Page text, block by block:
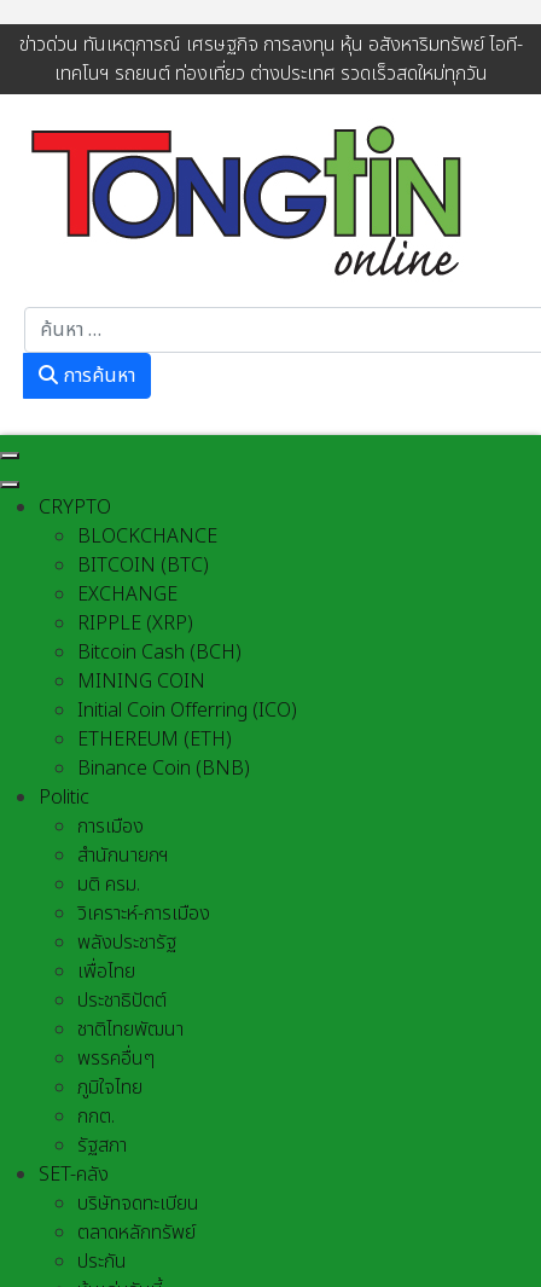
ข่าวด่วน ทันเหตุการณ์ เศรษฐกิจ การลงทุน หุ้น อสังหาริมทรัพย์ ไอที-
เทคโนฯ รถยนต์ ท่องเที่ยว ต่างประเทศ รวดเร็วสดใหม่ทุกวัน
การค้นหา
CRYPTO
BLOCKCHANCE
BITCOIN (BTC)
EXCHANGE
RIPPLE (XRP)
Bitcoin Cash (BCH)
MINING COIN
Initial Coin Offerring (ICO)
ETHEREUM (ETH)
Binance Coin (BNB)
Politic
การเมือง
สำนักนายกฯ
มติ ครม.
วิเคราะห์-การเมือง
พลังประชารัฐ
เพื่อไทย
ประชาธิปัตต์
ชาติไทยพัฒนา
พรรคอื่นๆ
ภูมิใจไทย
กกต.
รัฐสภา
SET-คลัง
บริษัทจดทะเบียน
ตลาดหลักทรัพย์
ประกัน